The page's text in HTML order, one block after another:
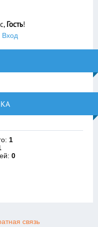
, Гость!
Вход
1
0
связь